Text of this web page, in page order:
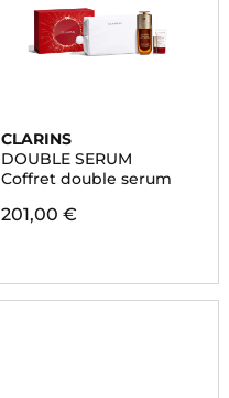
CLARINS
DOUBLE SERUM
Coffret double serum
201,00 €